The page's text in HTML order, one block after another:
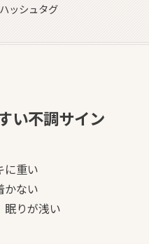
ッシュタグ
い不調サイン
に重い
かない
眠りが浅い